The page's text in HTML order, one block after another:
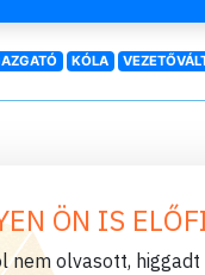
KÓLA
ÖN IS
nem olvasott,